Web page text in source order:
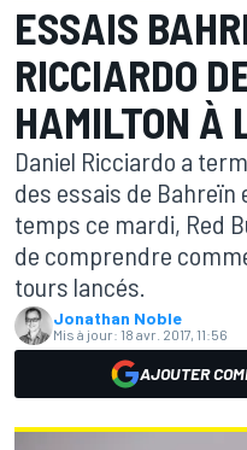
ESSAIS
RICCIARDO
HAMILTON À
Daniel Ricciardo a
des essais de Bahreïn
temps ce mardi, Red
de comprendre
tours lancés.
Jonathan Noble
Mis à jour: 18 avr. 2017, 11:56
AJOUTER